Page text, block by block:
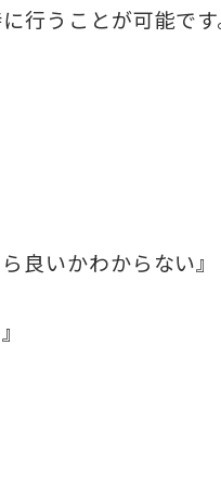
行うことが可能で
良いかわからない』